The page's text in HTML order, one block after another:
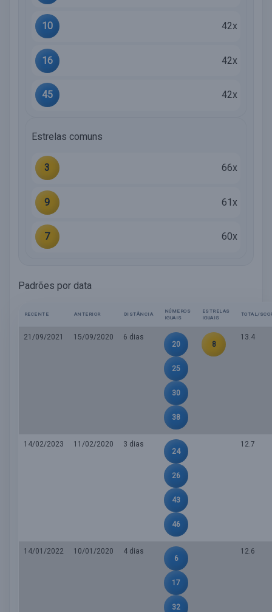
10 42x
16 42x
45 42x
Estrelas comuns
3 66x
9 61x
7 60x
Padrões por data
RECENTE ANTERIOR DISTÂNCIA
NÚMEROS
IGUAIS
ESTRELAS
IGUAIS
TOTAL/
21/09/2021 15/09/2020
6 dias
20
25
30
38
8
13.4
14/02/2023 11/02/2020
3 dias
24
26
43
46
12.7
14/01/2022 10/01/2020
4 dias
6
17
32
12.6